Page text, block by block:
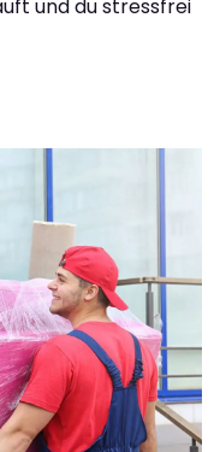
und du stressfrei